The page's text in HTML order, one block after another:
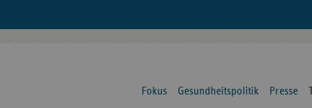
Fokus Gesundheitspolitik Presse